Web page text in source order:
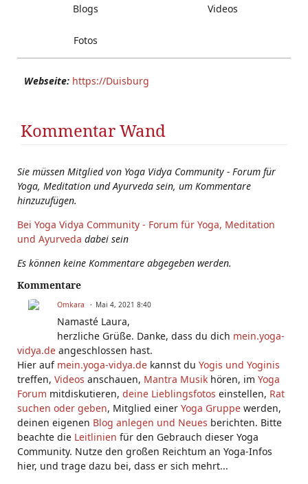
Blogs Videos
Fotos
Webseite: https://Duisburg
Kommentar Wand
Sie müssen Mitglied von Yoga Vidya Community - Forum für
Yoga, Meditation und Ayurveda sein, um Kommentare
hinzuzufügen.
Bei Yoga Vidya Community - Forum für Yoga, Meditation
und Ayurveda dabei sein
Es können keine Kommentare abgegeben werden.
Kommentare
Omkara Mai 4, 2021 8:40
Namasté Laura,
herzliche Grüße. Danke, dass du dich mein.yoga-
vidya.de angeschlossen hast.
Hier auf mein.yoga-vidya.de kannst du Yogis und Yoginis
treffen, Videos anschauen, Mantra Musik hören, im Yoga
Forum mitdiskutieren, deine Lieblingsfotos einstellen, Rat
suchen oder geben, Mitglied einer Yoga Gruppe werden,
deinen eigenen Blog anlegen und Neues berichten. Bitte
beachte die Leitlinien für den Gebrauch dieser Yoga
Community. Nutze den großen Reichtum an Yoga-Infos
hier, und trage dazu bei, dass er sich mehrt...